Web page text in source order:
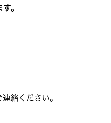
。
絡ください。